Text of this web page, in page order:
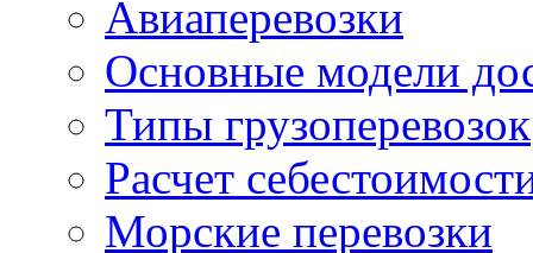
Авиаперевозки
Основные модели
Типы грузоперевозок
Расчет
Морские перевозки